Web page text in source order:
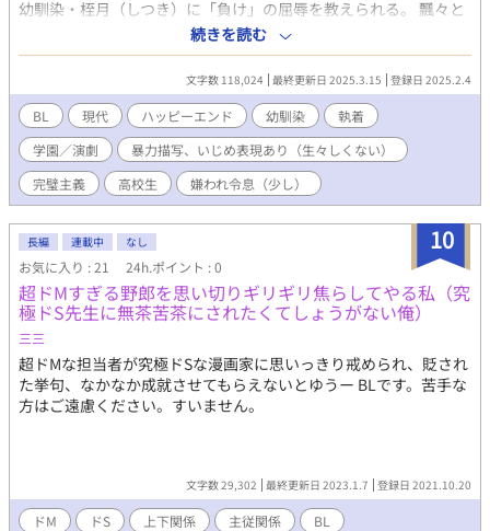
た海斗を愛するようになり―― 生れて初めて異世界転生ＢＬを
書いてみました。広い心でご覧頂けたら幸いです。 （23年キャラ
文庫小説大賞中間選考通過） ※エブリスタさんにも掲載していま
幼馴染・桎月（しつき）に「負け」の屈辱を教えられる。 飄々と
し、煽り散らしてくる桎月に噛み付く絆だったが、いつの間にか
嫌悪感は形を変えていて——？ 天才を引きずりおろしたい爽やか
腹黒182cm×完璧に固執する社長令息189cm 神と信者のごとき上
下関係のある歪な幼馴染が、下剋上をきっかけに対等になってい
く「ハッピーエンド」です。純愛なはず。 ※それほど生々しくな
いですが、主人公の周囲から嫌われ表現、暴力描写、トラウマと
痛みのフラッシュバック（いじめ描写）があります ※王道学園・
非王道学園ものに育てられたので空気感が似ているかもしれませ
ん！ バレンタインネタが入っていますが、盛大に出遅れました。
さい……。 ご閲覧ありがとうございます！ お気に入り登録＆ご感
想いただける励みになります🍫♪ 3月14日追記 本日、ホワイトデ
ーにて完結しました。読んでくださった皆さま、応援してくださ
った皆さま、本当にありがとうございました！ きっと何度も離れ
て、けれど最終的には隣にいる二人だと思います。 また登場人物
紹介など書いてみます！ 3月15日追記 登場人物紹介＆あとがきも
どきを書きました。
続きを読む
文字数 118,024 最終更新日 2025.3.15 登録日 2025.2.4
BL 現代 ハッピーエンド 幼馴染
執着
学園／演劇
暴力描写、いじめ表現あり（生々しくない）
完璧主義
高校生 嫌われ令息（少し）
10
長編 連載中 なし
お気に入り : 21 24h.ポイント : 0
超ドMすぎる野郎を思い切りギリギリ焦らしてやる私（究
極ドS先生に無茶苦茶にされたくてしょうがない俺）
三三
超ドMな担当者が究極ドSな漫画家に思いっきり戒められ、貶され
た挙句、なかなか成就させてもらえないとゆうー BLです。苦手な
方はご遠慮ください。すいません。
文字数 29,302 最終更新日 2023.1.7 登録日 2021.10.20
ドM ドS 上下関係 主従関係 BL